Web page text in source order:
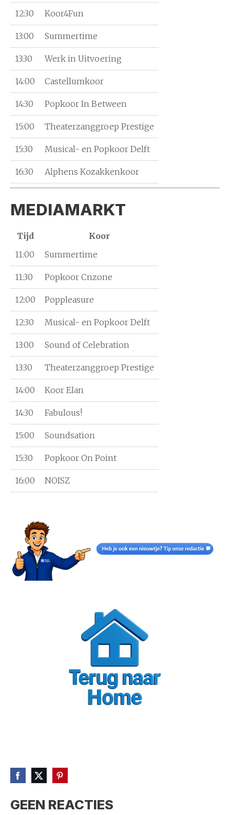
12:30 Koor4Fun
13:00 Summertime
13:30 Werk in Uitvoering
14:00 Castellumkoor
14:30 Popkoor In Between
15:00 Theaterzanggroep Prestige
15:30 Musical- en Popkoor Delft
16:30 Alphens Kozakkenkoor
MEDIAMARKT
Tijd
Koor
11:00
Summertime
11:30 Popkoor Cnzone
12:00 Poppleasure
12:30 Musical- en Popkoor Delft
13:00 Sound of Celebration
13:30 Theaterzanggroep Prestige
14:00 Koor Elan
14:30 Fabulous!
15:00 Soundsation
15:30 Popkoor On Point
16:00 NOISZ
GEEN REACTIES